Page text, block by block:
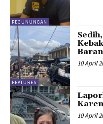
PEGUNUNGAN
FEATURES
10 April
10 April